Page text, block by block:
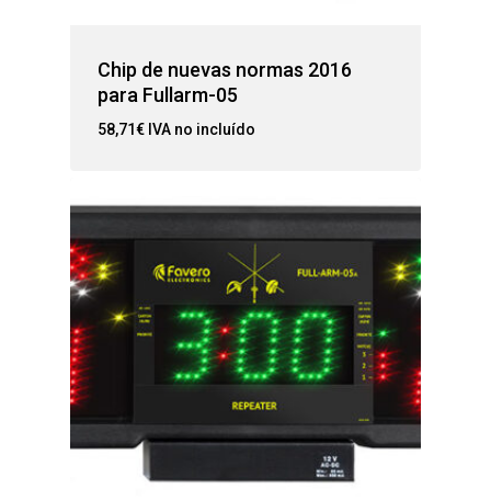
Chip de nuevas normas 2016
para Fullarm-05
58,71€ IVA no incluído